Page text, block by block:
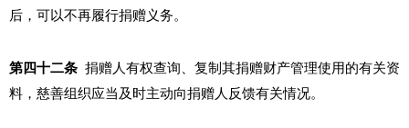
后，可以不再履行捐赠义务。
第四十二条 捐赠人有权查询、复制其捐赠财产管理使用的有关资
料，慈善组织应当及时主动向捐赠人反馈有关情况。